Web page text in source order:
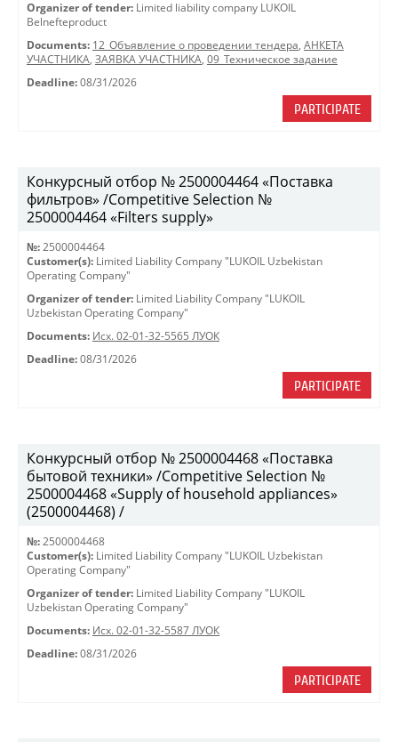
Organizer of tender: Limited liability company LUKOIL
Belnefteproduct
Documents: 12_Объявление о проведении тендера, АНКЕТА
УЧАСТНИКА, ЗАЯВКА УЧАСТНИКА, 09_Техническое задание
Deadline: 08/31/2026
PARTICIPATE
Конкурсный отбор № 2500004464 «Поставка
фильтров» /Competitive Selection №
2500004464 «Filters supply»
№: 2500004464
Customer(s): Limited Liability Company "LUKOIL Uzbekistan
Operating Company"
Organizer of tender: Limited Liability Company "LUKOIL
Uzbekistan Operating Company"
Documents: Исх. 02-01-32-5565 ЛУОК
Deadline: 08/31/2026
PARTICIPATE
Конкурсный отбор № 2500004468 «Поставка
бытовой техники» /Competitive Selection №
2500004468 «Supply of household appliances»
(2500004468) /
№: 2500004468
Customer(s): Limited Liability Company "LUKOIL Uzbekistan
Operating Company"
Organizer of tender: Limited Liability Company "LUKOIL
Uzbekistan Operating Company"
Documents: Исх. 02-01-32-5587 ЛУОК
Deadline: 08/31/2026
PARTICIPATE